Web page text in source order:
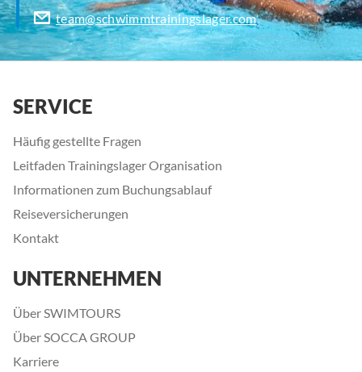
team@schwimmtrainingslager.com
SERVICE
Häufig gestellte Fragen
Leitfaden Trainingslager Organisation
Informationen zum Buchungsablauf
Reiseversicherungen
Kontakt
UNTERNEHMEN
Über SWIMTOURS
Über SOCCA GROUP
Karriere